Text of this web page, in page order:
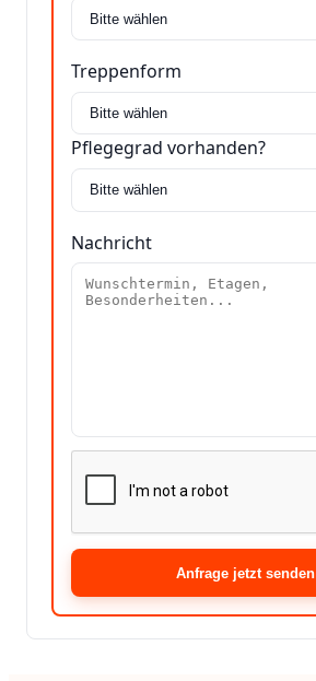
Treppenform
Pflegegrad vorhanden?
Nachricht
Anfrage jetzt senden